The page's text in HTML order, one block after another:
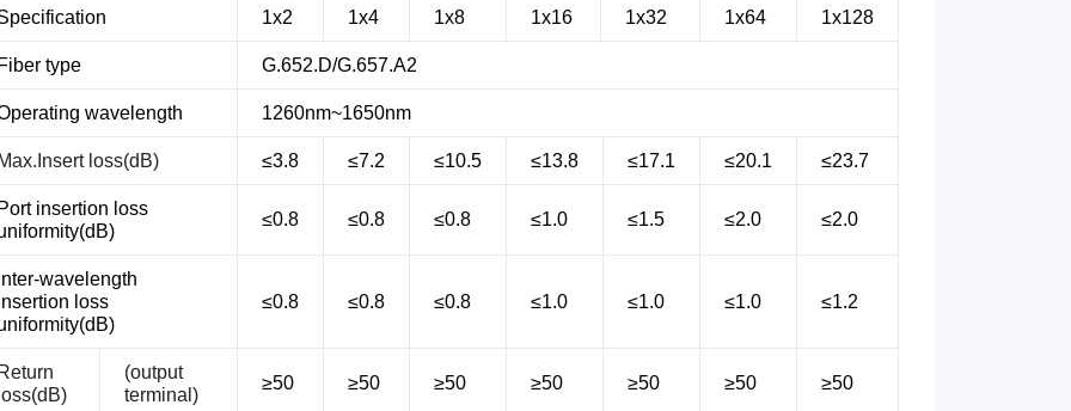
1x2 1x4 1x8 1x16 1x32 1x64 1x128
type G.652.D/G.657.A2
wavelength 1260nm~1650nm
loss(dB) ≤3.8 ≤7.2 ≤10.5 ≤13.8 ≤17.1 ≤20.1 ≤23.7
insertion loss
≤0.8 ≤0.8 ≤0.8 ≤1.0 ≤1.5 ≤2.0 ≤2.0
wavelength
loss
≤0.8 ≤0.8 ≤0.8 ≤1.0 ≤1.0 ≤1.0 ≤1.2
(dB)
(output
terminal )
≥50 ≥50 ≥50 ≥50 ≥50 ≥50 ≥50